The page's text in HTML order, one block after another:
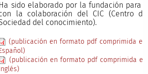
sido elaborado por la fundación para
la colaboración del CIC (Centro
del conocimiento).
(publicación en formato pdf comprimida
(publicación en formato pdf comprimida